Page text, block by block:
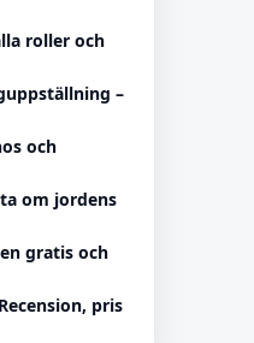
roller och
–
och
om jordens
gratis och
pris